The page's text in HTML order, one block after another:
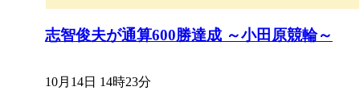
志智俊夫が通算600勝達成 ～小田原競輪～
10月14日 14時23分